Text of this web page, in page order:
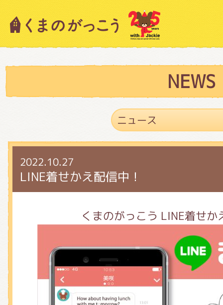
NEWS
2022.10.27
LINE着せかえ配信中！
くまのがっこう LINE着せかえ
キャラクター紹介
スタッフブログ
絵本・作家紹介
ショップインフォメーション
グッズインフォメーション